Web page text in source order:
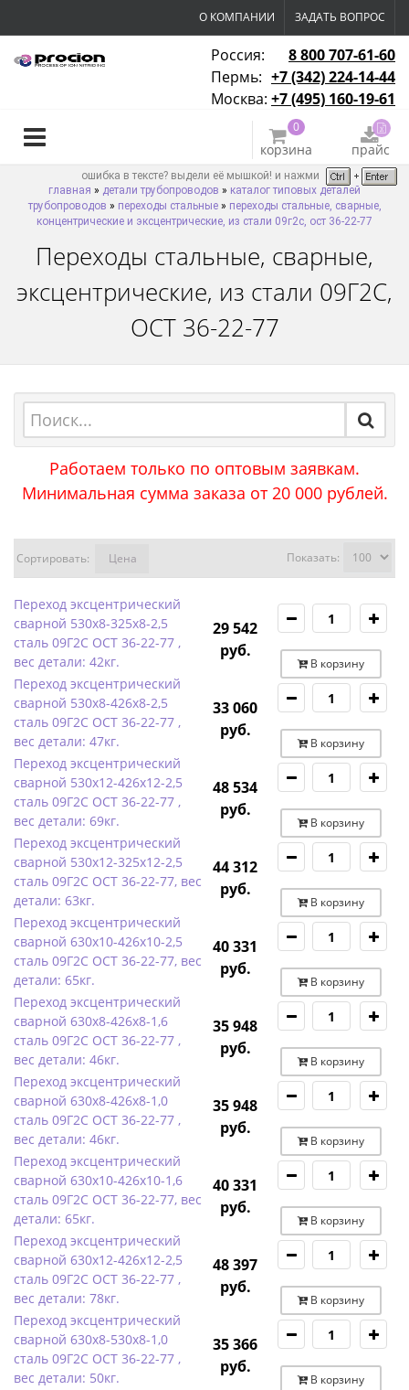
О КОМПАНИИ ЗАДАТЬ ВОПРОС
Россия:
8 800 707-61-60
Пермь: +7 (342) 224-14-44
Москва: +7 (495) 160-19-61
0
корзина прайс
ошибка в тексте? выдели её мышкой! и нажми
главная » детали трубопроводов » каталог типовых деталей
трубопроводов » переходы стальные» переходы стальные, сварные,
концентрические и эксцентрические, из стали 09г2с, ост 36-22-77
Переходы стальные, сварные,
эксцентрические, из стали 09Г2С,
ОСТ 36-22-77
Работаем только по оптовым заявкам.
Минимальная сумма заказа от 20 000 рублей.
Сортировать: Цена Показать:
Переход эксцентрический
сварной 530х8-325х8-2,5
сталь 09Г2С ОСТ 36-22-77 ,
вес детали: 42кг.
29 542
руб.
В корзину
Переход эксцентрический
сварной 530х8-426х8-2,5
сталь 09Г2С ОСТ 36-22-77 ,
вес детали: 47кг.
33 060
руб.
В корзину
Переход эксцентрический
сварной 530х12-426х12-2,5
сталь 09Г2С ОСТ 36-22-77 ,
вес детали: 69кг.
48 534
руб.
В корзину
Переход эксцентрический
сварной 530х12-325х12-2,5
сталь 09Г2С ОСТ 36-22-77, вес
детали: 63кг.
44 312
руб.
В корзину
Переход эксцентрический
сварной 630х10-426х10-2,5
сталь 09Г2С ОСТ 36-22-77, вес
детали: 65кг.
40 331
руб.
В корзину
Переход эксцентрический
сварной 630х8-426х8-1,6
сталь 09Г2С ОСТ 36-22-77 ,
вес детали: 46кг.
35 948
руб.
В корзину
Переход эксцентрический
сварной 630х8-426х8-1,0
сталь 09Г2С ОСТ 36-22-77 ,
вес детали: 46кг.
35 948
руб.
В корзину
Переход эксцентрический
сварной 630х10-426х10-1,6
сталь 09Г2С ОСТ 36-22-77, вес
детали: 65кг.
40 331
руб.
В корзину
Переход эксцентрический
сварной 630х12-426х12-2,5
сталь 09Г2С ОСТ 36-22-77 ,
вес детали: 78кг.
48 397
руб.
В корзину
Переход эксцентрический
сварной 630х8-530х8-1,0
сталь 09Г2С ОСТ 36-22-77 ,
вес детали: 50кг.
35 366
руб.
В корзину